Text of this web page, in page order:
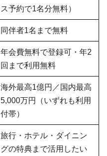
ス予約で1名分無料）
同伴者1名まで無料
年会費無料で登録可・年2
回まで利用無料
海外最高1億円／国内最高
5,000万円（いずれも利用
付帯）
旅行・ホテル・ダイニン
グの特典まで活用したい